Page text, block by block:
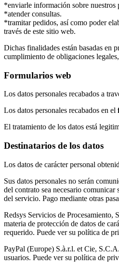
*enviarle información sobre nuestros
*atender consultas.
*tramitar pedidos, así como poder
través de este sitio web.
Dichas finalidades están basadas en
cumplimiento de obligaciones
Formularios web
Los datos personales recabados a
Los datos personales recabados en el
El tratamiento de los datos está
Destinatarios de los datos
Los datos de carácter personal
Sus datos personales no serán
del contrato sea necesario comunicar
del servicio. Pago mediante otras
Redsys Servicios de
materia de protección de datos de
requerido. Puede ver su política de
PayPal (Europe) S.à.r.l. et Cie,
usuarios. Puede ver su política de